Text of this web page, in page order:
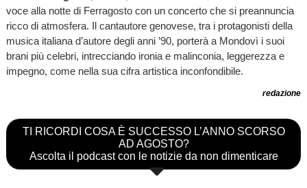
voce alla notte di Ferragosto con un concerto che si preannuncia
ricco di atmosfera. Il cantautore genovese, tra i protagonisti della
musica italiana d’autore degli anni ’90, porterà a Mondovì i suoi
brani più celebri, intrecciando ironia e malinconia, leggerezza e
impegno, come nella sua cifra artistica inconfondibile.
redazione
TI RICORDI COSA È SUCCESSO L’ANNO SCORSO
AD AGOSTO?
Ascolta il podcast con le notizie da non dimenticare